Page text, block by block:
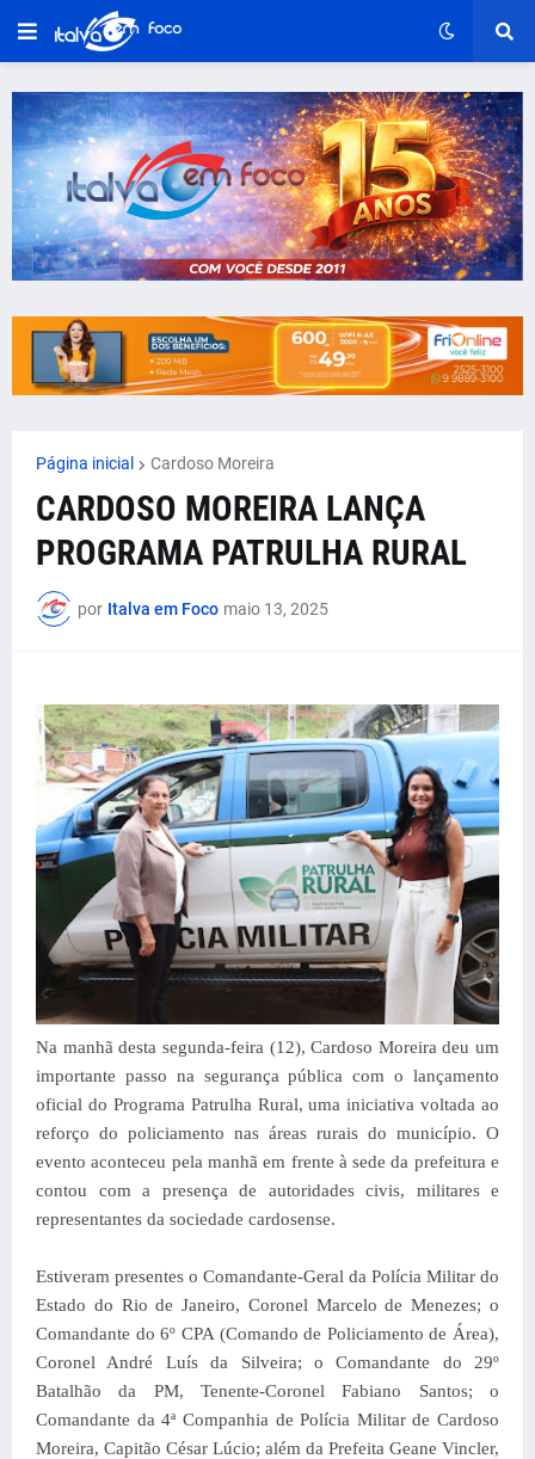
Página inicial Cardoso Moreira
CARDOSO MOREIRA LANÇA
PROGRAMA PATRULHA RURAL
por Italva em Foco maio 13, 2025
Na manhã desta segunda-feira (12), Cardoso Moreira deu um
importante passo na segurança pública com o lançamento
oficial do Programa Patrulha Rural, uma iniciativa voltada ao
reforço do policiamento nas áreas rurais do município. O
evento aconteceu pela manhã em frente à sede da prefeitura e
contou com a presença de autoridades civis, militares e
representantes da sociedade cardosense.
Estiveram presentes o Comandante-Geral da Polícia Militar do
Estado do Rio de Janeiro, Coronel Marcelo de Menezes; o
Comandante do 6º CPA (Comando de Policiamento de Área),
Coronel André Luís da Silveira; o Comandante do 29º
Batalhão da PM, Tenente-Coronel Fabiano Santos; o
Comandante da 4ª Companhia de Polícia Militar de Cardoso
Moreira, Capitão César Lúcio; além da Prefeita Geane Vincler,